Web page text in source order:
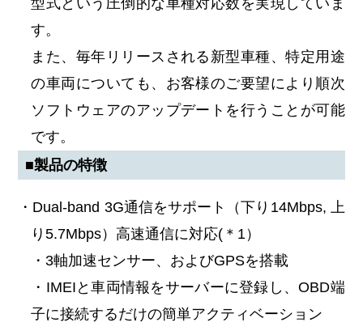
す。
また、毎年リリースされる新型車種、特定用途
の車両についても、お客様のご要望により順次
ソフトウェアのアップデートを行うことが可能
です。
■製品の特徴
・Dual-band 3G通信をサポート（下り14Mbps, 上
り5.7Mbps）高速通信に対応(＊1）
・3軸加速センサー、およびGPSを搭載
・IMEIと車両情報をサーバーに登録し、OBD端
子に接続するだけの簡単アクティベーション